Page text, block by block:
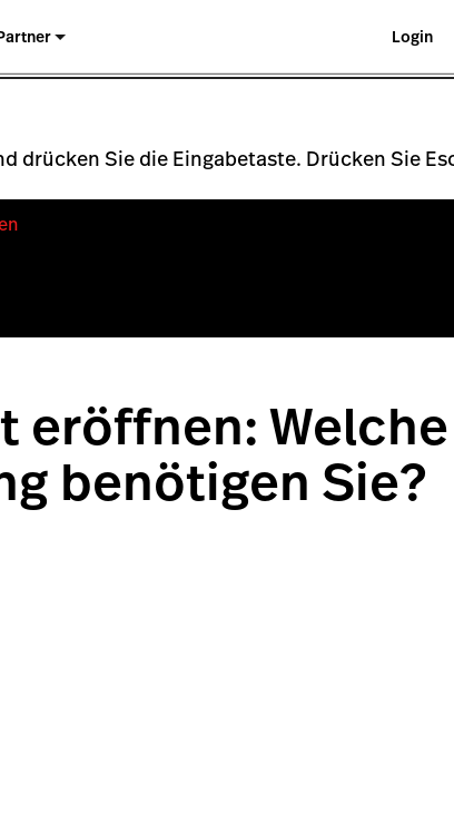
Login
drücken Sie die Eingabetaste. Drücken Sie
eröffnen: Welche
benötigen Sie?